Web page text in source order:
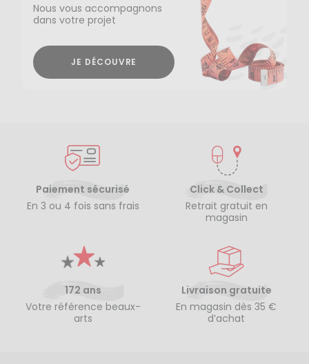
Nous vous accompagnons
dans votre projet
JE DÉCOUVRE
Paiement sécurisé
En 3 ou 4 fois sans frais
Click & Collect
Retrait gratuit en
magasin
172 ans
Votre référence beaux-
arts
Livraison gratuite
En magasin dès 35 €
d’achat